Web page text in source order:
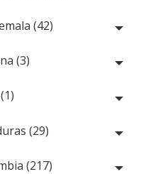
(42)
(3)
(29)
(217)